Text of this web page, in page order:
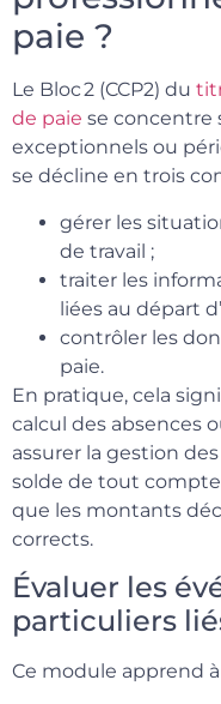
paie ?
Le Bloc 2 (CCP2) du
de paie se concentre
exceptionnels ou
se décline en trois
gérer les
de travail ;
traiter les
liées au départ
contrôler les
paie.
En pratique, cela
calcul des absences
assurer la gestion
solde de tout
que les montants
corrects.
Évaluer les
particuliers
Ce module apprend à